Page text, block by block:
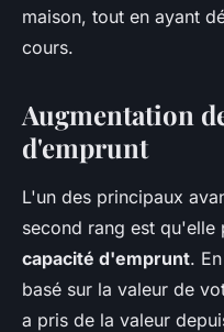
maison, tout en ayant
cours.
Augmentation
d'emprunt
L'un des principaux
second rang est qu'elle
capacité d'emprunt.
basé sur la valeur de
a pris de la valeur